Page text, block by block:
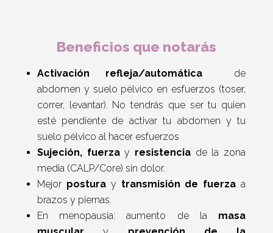
Beneficios que notarás
Activación refleja/automáticade
abdomen y suelo pélvico en esfuerzos (toser,
correr, levantar). No tendrás que ser tu quien
esté pendiente de activar tu abdomen y tu
suelo pélvico al hacer esfuerzos
Sujeción, fuerzay resistencia de la zona
media (CALP/Core) sin dolor.
Mejor posturay transmisión de fuerza a
brazos y piernas.
En menopausia: aumento de la masa